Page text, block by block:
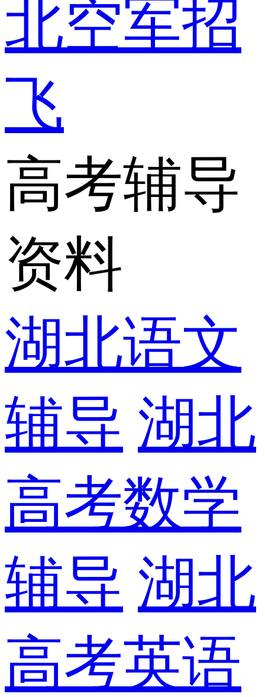
北空军招
飞
高考辅导
资料
湖北语文
辅导 湖北
高考数学
辅导 湖北
高考英语